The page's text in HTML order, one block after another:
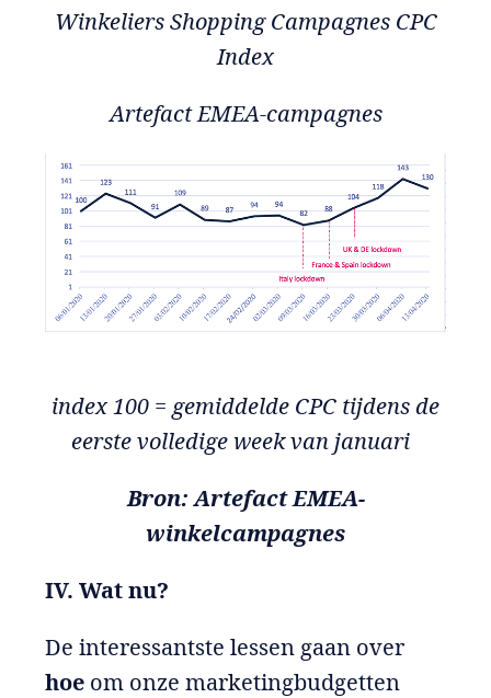
Winkeliers Shopping Campagnes CPC
Index
Artefact EMEA-campagnes
index 100 = gemiddelde CPC tijdens de
eerste volledige week van januari
Bron: Artefact EMEA-
winkelcampagnes
IV. Wat nu?
De interessantste lessen gaan over
hoeom onze marketingbudgetten